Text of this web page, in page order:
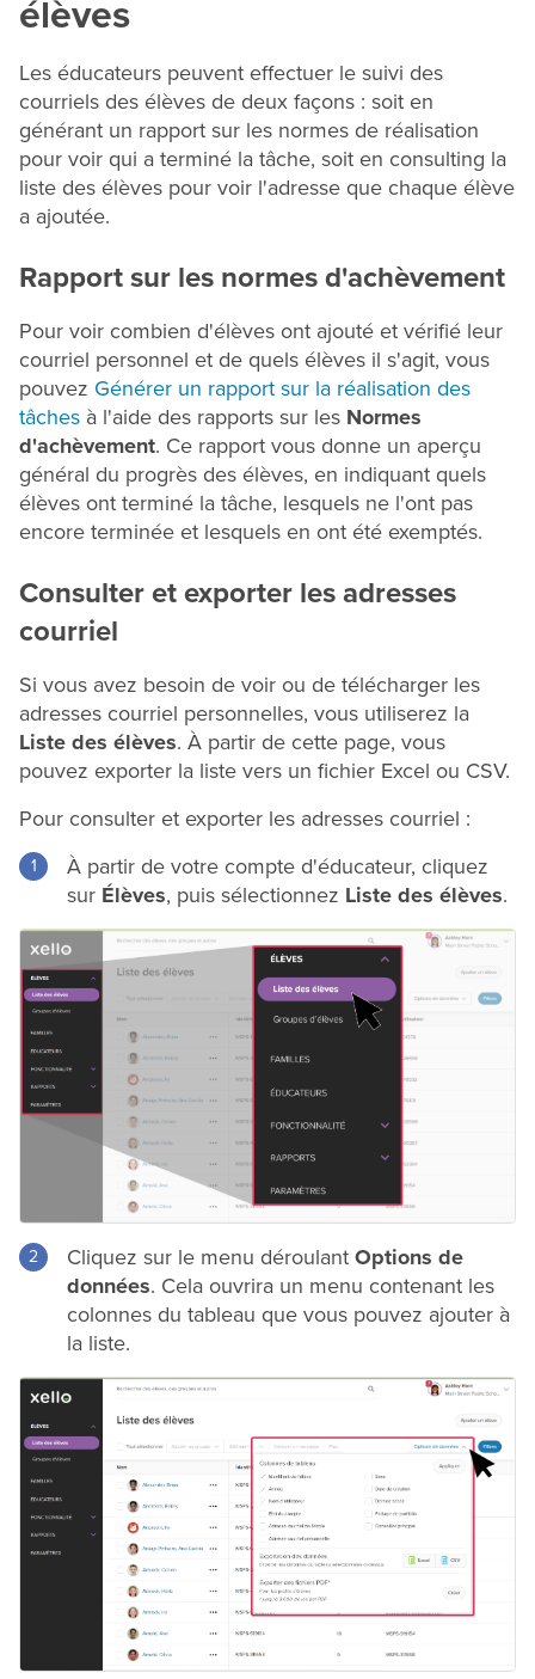
élèves
Les éducateurs peuvent effectuer le suivi des
courriels des élèves de deux façons : soit en
générant un rapport sur les normes de réalisation
pour voir qui a terminé la tâche, soit en consulting la
liste des élèves pour voir l'adresse que chaque élève
a ajoutée.
Rapport sur les normes d'achèvement
Pour voir combien d'élèves ont ajouté et vérifié leur
courriel personnel et de quels élèves il s'agit, vous
pouvez Générer un rapport sur la réalisation des
tâches à l'aide des rapports sur les Normes
d'achèvement. Ce rapport vous donne un aperçu
général du progrès des élèves, en indiquant quels
élèves ont terminé la tâche, lesquels ne l'ont pas
encore terminée et lesquels en ont été exemptés.
Consulter et exporter les adresses
courriel
Si vous avez besoin de voir ou de télécharger les
adresses courriel personnelles, vous utiliserez la
Liste des élèves. À partir de cette page, vous
pouvez exporter la liste vers un fichier Excel ou CSV.
Pour consulter et exporter les adresses courriel :
À partir de votre compte d'éducateur, cliquez
sur Élèves, puis sélectionnez Liste des élèves.
Cliquez sur le menu déroulant Options de
données. Cela ouvrira un menu contenant les
colonnes du tableau que vous pouvez ajouter à
la liste.